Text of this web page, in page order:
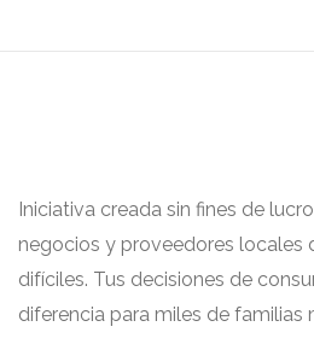
Iniciativa creada sin fines de
negocios y proveedores locales
difíciles. Tus decisiones de
diferencia para miles de familias